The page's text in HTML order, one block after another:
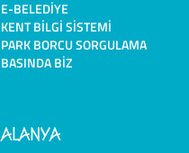
E-BELEDIYE
KENT BILGI SISTEMI
PARK BORCU SORGULAMA
BASINDA BIZ
ALANYA